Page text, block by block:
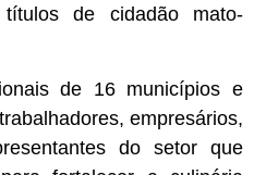
de cidadão mato-
de 16 municípios e
empresários,
do setor que